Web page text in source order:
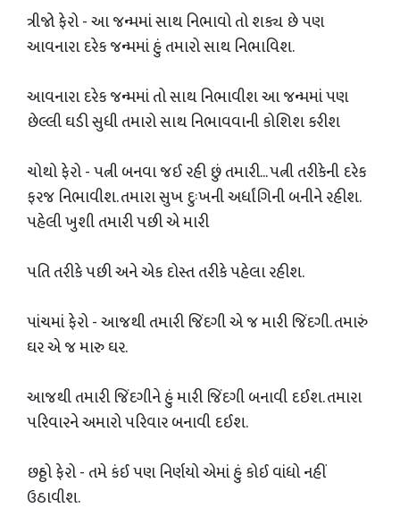
ત્રીજો ફેરો - આ જન્મમાં સાથ નિભાવો તો શક્ય છે પણ
આવનારા દરેક જન્મમાં હું તમારો સાથ નિભાવિશ.
આવનારા દરેક જન્મમાં તો સાથ નિભાવીશ આ જન્મમાં પણ
છેલ્લી ઘડી સુધી તમારો સાથ નિભાવવાની કોશિશ કરીશ
ચોથો ફેરો - પત્ની બનવા જઈ રહી છું તમારી... પત્ની તરીકેની દરેક
ફરજ નિભાવીશ. તમારા સુખ દુઃખની અર્ધાંગિની બનીને રહીશ.
પહેલી ખુશી તમારી પછી એ મારી
પતિ તરીકે પછી અને એક દોસ્ત તરીકે પહેલા રહીશ.
પાંચમાં ફેરો - આજથી તમારી જિંદગી એ જ મારી જિંદગી. તમારું
ઘર એ જ મારુ ઘર.
આજથી તમારી જિંદગીને હું મારી જિંદગી બનાવી દઈશ. તમારા
પરિવારને અમારો પરિવાર બનાવી દઈશ.
છઠ્ઠો ફેરો - તમે કંઈ પણ નિર્ણયો એમાં હું કોઈ વાંધો નહીં
ઉઠાવીશ.